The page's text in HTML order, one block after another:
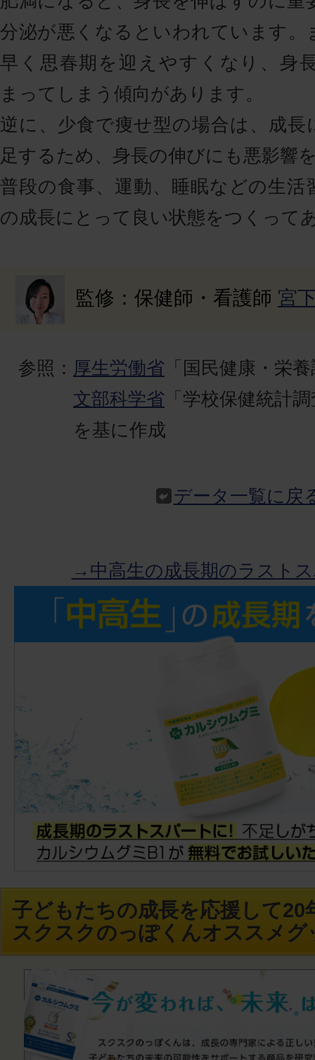
分泌が悪くなるといわれています。
早く思春期を迎えやすくなり、身
まってしまう傾向があります。
逆に、少食で痩せ型の場合は、成長
足するため、身長の伸びにも悪影響
普段の食事、運動、睡眠などの生活
の成長にとって良い状態をつくって
監修：保健師・看護師 宮
参照： 厚生労働省 「国民健康・栄
文部科学省 「学校保健統計
を基に作成
データ一覧に戻
→中高生の成長期のラスト
子どもたちの成長を応援して20
スクスクのっぽくんオススメグ